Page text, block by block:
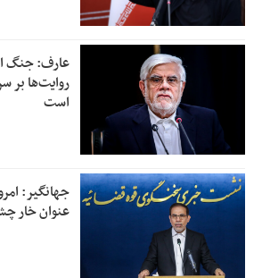
عارف: جنگ
روایت‌ها بر
است
جهانگیر:
عنوان خار